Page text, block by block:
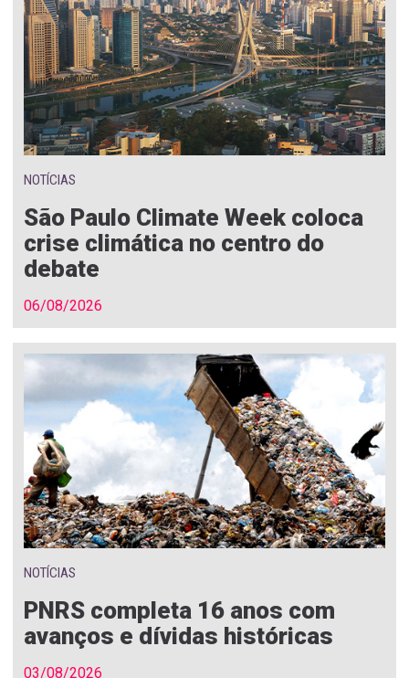
NOTÍCIAS
São Paulo Climate Week coloca
crise climática no centro do
debate
06/08/2026
NOTÍCIAS
PNRS completa 16 anos com
avanços e dívidas históricas
03/08/2026